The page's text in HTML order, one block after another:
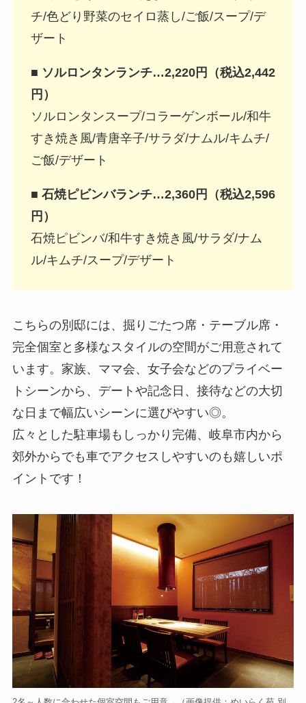
チ/色どり野菜のセイロ蒸し/ご飯/スープ/デ
ザート
■ ソルロンタンランチ…2,220円（税込2,442
円）
ソルロンタンスープ/コラーゲンボール/和牛
すき焼き風/青唐辛子/サラダ/ナムル/キムチ/
ご飯/デザート
■ 石焼ピビンバランチ…2,360円（税込2,596
円）
石焼ピビンバ/和牛すき焼き風/サラダ/ナム
ル/キムチ/スープ/デザート
こちらの別邸には、掘りごたつ席・テーブル席・
完全個室と多様なスタイルの空間がご用意されて
います。家族、ママ会、女子会などのプライベー
トシーンから、デートや記念日、接待などの大切
な日まで幅広いシーンに選びやすい◎。
広々とした駐車場もしっかり完備、岐阜市内から
郊外からでも車でアクセスしやすいのも嬉しいポ
イントです！